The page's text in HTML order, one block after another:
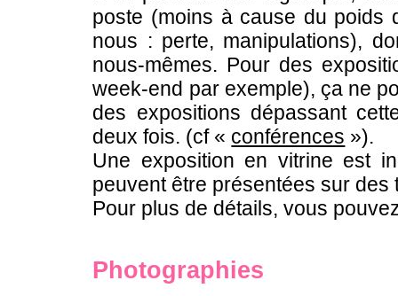
poste (moins à cause du poids
nous : perte, manipulations),
nous-mêmes. Pour des
week-end par exemple), ça ne
des expositions dépassant
deux fois. (cf « conférences »).
Une exposition en vitrine est
peuvent être présentées sur des
Pour plus de détails, vous
Photographies